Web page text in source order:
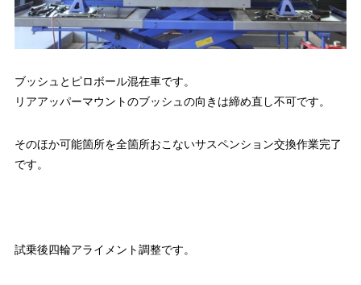
ブッシュとピロボール混在車です。
リアアッパーマウントのブッシュの向きは締め直し不可です。
そのほか可能箇所を全箇所おこないサスペンション交換作業完了
です。
試乗後四輪アライメント調整です。